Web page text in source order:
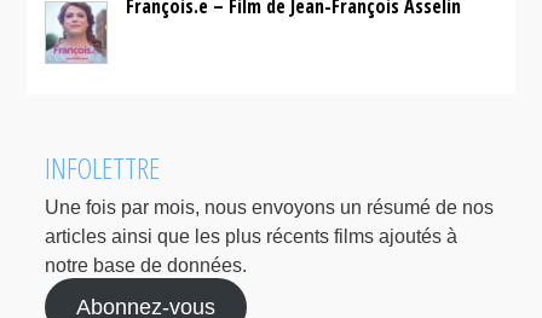
François.e – Film de Jean-François Asselin
INFOLETTRE
Une fois par mois, nous envoyons un résumé de nos
articles ainsi que les plus récents films ajoutés à
notre base de données.
Abonnez-vous